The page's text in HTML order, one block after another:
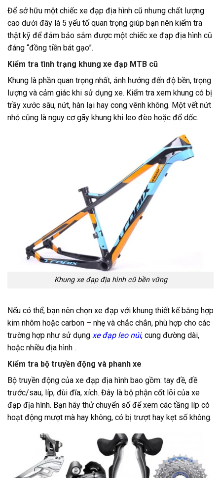
Để sở hữu một chiếc xe đạp địa hình cũ nhưng chất lượng
cao dưới đây là 5 yếu tố quan trọng giúp bạn nên kiểm tra
thật kỹ để đảm bảo sắm được một chiếc xe đạp địa hình cũ
đáng “đồng tiền bát gạo”.
Kiểm tra tình trạng khung xe đạp MTB cũ
Khung là phần quan trọng nhất, ảnh hưởng đến độ bền, trọng
lượng và cảm giác khi sử dụng xe. Kiểm tra xem khung có bị
trầy xước sâu, nứt, hàn lại hay cong vênh không. Một vết nứt
nhỏ cũng là nguy cơ gãy khung khi leo đèo hoặc đổ dốc.
Khung xe đạp địa hình cũ bền vững
Nếu có thể, bạn nên chọn xe đạp với khung thiết kế bằng hợp
kim nhôm hoặc carbon – nhẹ và chắc chắn, phù hợp cho các
trường hợp như sử dụng xe đạp leo núi, cung đường dài,
hoặc nhiều địa hình .
Kiểm tra bộ truyền động và phanh xe
Bộ truyền động của xe đạp địa hình bao gồm: tay đề, đề
trước/sau, líp, đùi đĩa, xích. Đây là bộ phận cốt lõi của xe
đạp địa hình. Bạn hãy thử chuyển số để xem các tầng líp có
hoạt động mượt mà hay không, có bị trượt hay kẹt số không.